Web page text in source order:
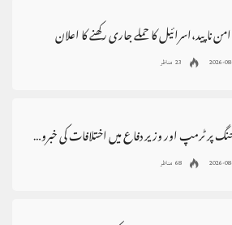
ناپید،اسرائیل کا حملے جاری رکھنے کا اعلان
2026- 23 مناظر
ایران جنگ پر ٹرمپ اور وزیر دفاع میں اختلافات کی خبروں کی تردید
2026- 68 مناظر